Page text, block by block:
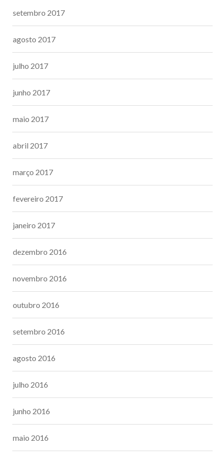
setembro 2017
agosto 2017
julho 2017
junho 2017
maio 2017
abril 2017
março 2017
fevereiro 2017
janeiro 2017
dezembro 2016
novembro 2016
outubro 2016
setembro 2016
agosto 2016
julho 2016
junho 2016
maio 2016